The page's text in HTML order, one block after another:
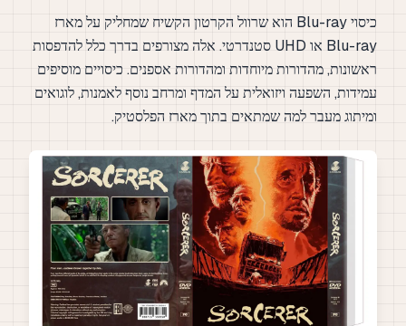
כיסוי Blu-ray הוא שרוול הקרטון הקשיח שמחליק על מארז
Blu-ray או UHD סטנדרטי. אלה מצורפים בדרך כלל להדפסות
ראשונות, מהדורות מיוחדות ומהדורות אספנים. כיסויים מוסיפים
עמידות, השפעה ויזואלית על המדף ומרחב נוסף לאמנות, לוגואים
ומיתוג מעבר למה שמתאים בתוך מארז הפלסטיק.